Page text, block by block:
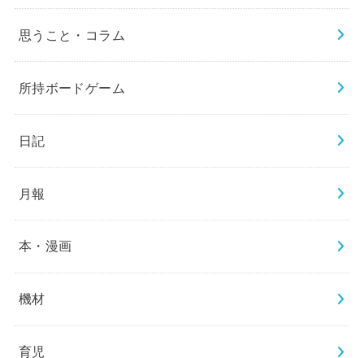
思うこと・コラム
所持ボードゲーム
日記
月報
本・漫画
機材
育児